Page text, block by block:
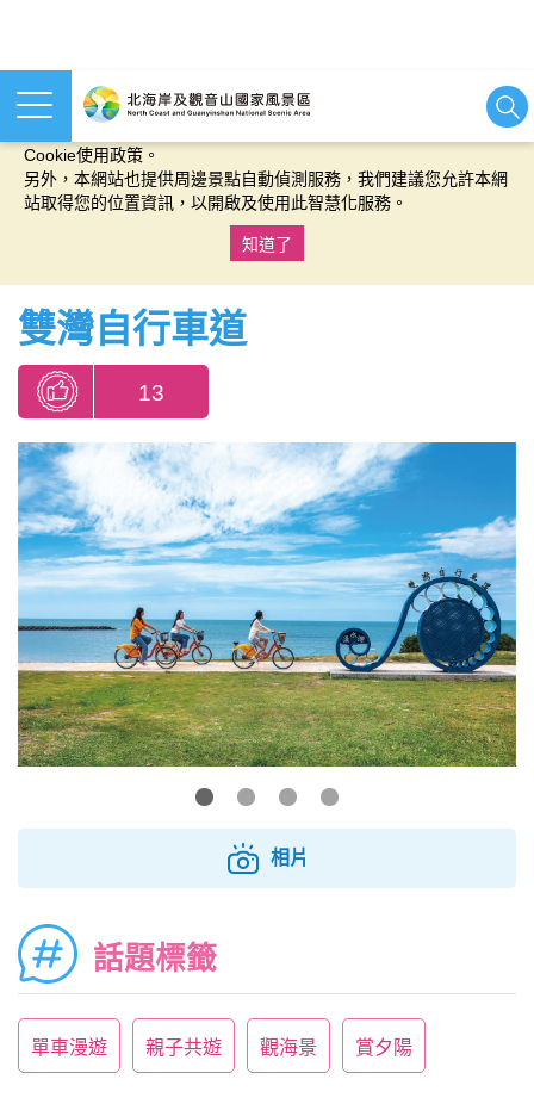
本網站使用cookies等相關技術以持續優化網站服務，並有助於為
Cookie使用政策。
另外，本網站也提供周邊景點自動偵測服務，我們建議您允許本網
站取得您的位置資訊，以開啟及使用此智慧化服務。
知道了
雙灣自行車道
13
相片
話題標籤
單車漫遊 親子共遊 觀海景 賞夕陽